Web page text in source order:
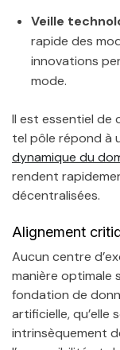
Veille
rapide des
innovations
mode.
Il est essentiel de
tel pôle répond à
dynamique du
rendent
décentralisées.
Alignement
Aucun centre
manière optimale
fondation de
artificielle,
intrinsèquement